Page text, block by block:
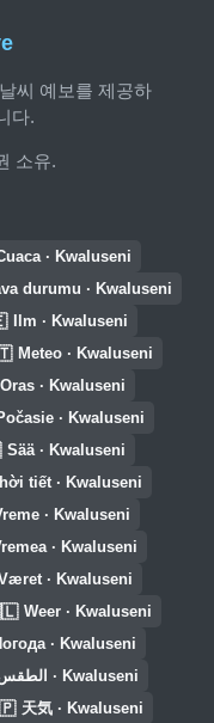
씨 예보를 제공하
다.
소유.
· Kwaluseni
durumu · Kwaluseni
Ilm · Kwaluseni
Meteo · Kwaluseni
Oras · Kwaluseni
· Kwaluseni
Sää · Kwaluseni
tiết · Kwaluseni
· Kwaluseni
· Kwaluseni
· Kwaluseni
Weer · Kwaluseni
· Kwaluseni
الطقس · Kwaluseni
天気 · Kwaluseni